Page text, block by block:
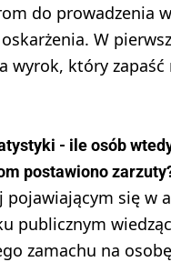
do prowadzenia
W
wyrok, który
- ile osób
postawiono
pojawiającym się w
publicznym
zamachu na